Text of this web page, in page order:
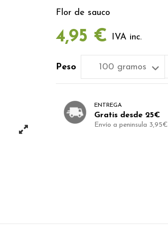
Flor de sauco
4,95 € IVA inc.
Peso
ENTREGA
Gratis desde 25€
Envío a peninsula 3,95€